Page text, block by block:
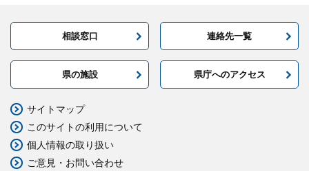
相談窓口 連絡先一覧
県の施設 県庁へのアクセス
サイトマップ
このサイトの利用について
個人情報の取り扱い
ご意見・お問い合わせ